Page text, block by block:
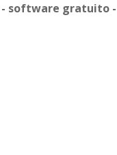
- software gratuito -